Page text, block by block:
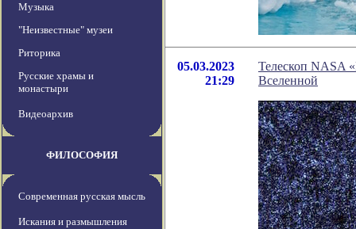
Музыка
"Неизвестные" музеи
Риторика
Русские храмы и
монастыри
Видеоархив
ФИЛОСОФИЯ
Современная русская мысль
Искания и размышления
05.03.2023
21:29
Телескоп NASA
Вселенной